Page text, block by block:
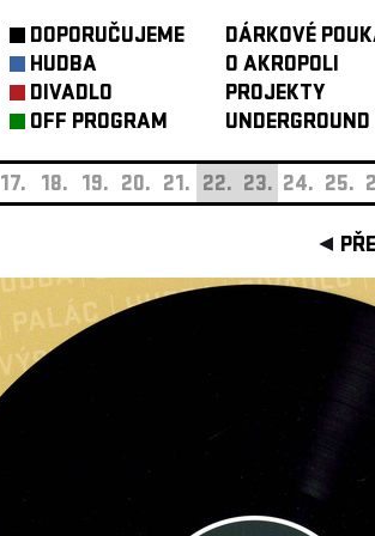
DOPORUČUJEME
HUDBA
DIVADLO
OFF PROGRAM
DÁRKOVÉ
O AKROPOLI
PROJEKTY
UNDERGROUND
17. 18. 19. 20. 21. 22. 23. 24. 25.